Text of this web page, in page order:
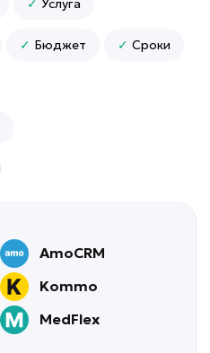
✓ Услуга
✓ Бюджет ✓ Сроки
AmoCRM
Kommo
MedFlex